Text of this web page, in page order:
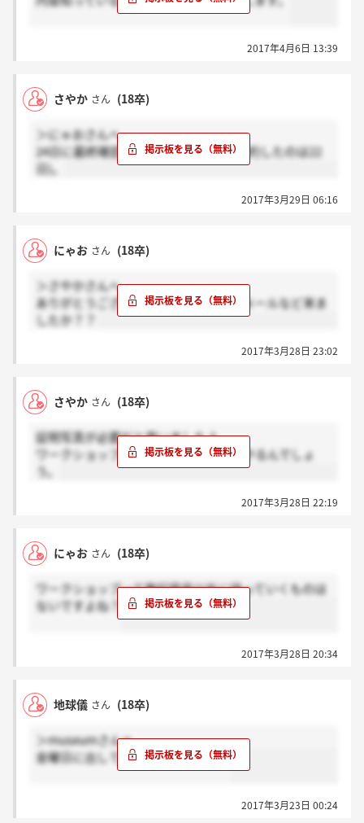
2017年4月6日 13:39
さやか さん (18卒)
＞にゃおさんへ
24日に最終確認メールが来ています(予約したのは22
日)。
2017年3月29日 06:16
にゃお さん (18卒)
＞さやかさんへ
ありがとうございます。予約後、確認メールなど来ま
したか？？
2017年3月28日 23:02
さやか さん (18卒)
証明写真が必要だと思いましたよ
ワークショップ、どのくらいの人数でやるんでしょ
う。
2017年3月28日 22:19
にゃお さん (18卒)
ワークショップって筆記用具以外に持っていくものは
ないですよね？
2017年3月28日 20:34
地球儀 さん (18卒)
＞museumさんへ
金曜日に出して本日案内来ました！
2017年3月23日 00:24